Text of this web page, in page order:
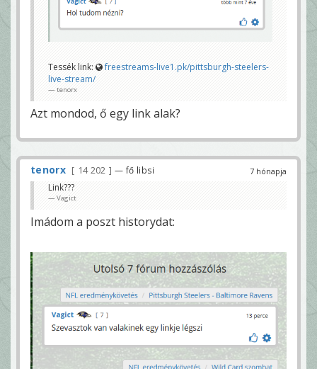
Tessék link:
freestreams-live1.pk/pittsburgh-steelers-
live-stream/
tenorx
Azt mondod, ő egy link alak?
7 hónapja
tenorx 14 202 — fő libsi
Link???
Vagict
Imádom a poszt historydat: